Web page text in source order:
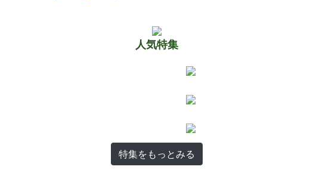
人気特集
特集をもっとみる